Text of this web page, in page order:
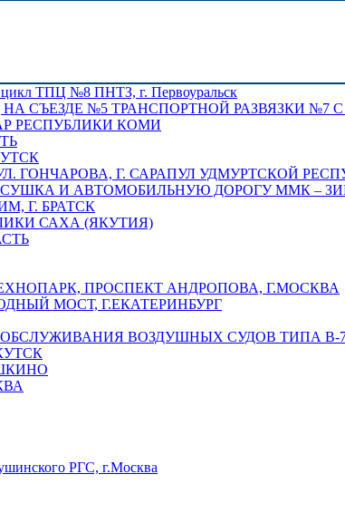
цикл ТПЦ №8 ПНТЗ, г. Первоуральск
СЪЕЗДЕ №5 ТРАНСПОРТНОЙ РАЗВЯЗКИ №7
РЕСПУБЛИКИ КОМИ
ГОНЧАРОВА, Г. САРАПУЛ УДМУРТСКОЙ
И АВТОМОБИЛЬНУЮ ДОРОГУ ММК –
Г. БРАТСК
САХА (ЯКУТИЯ)
ПРОСПЕКТ АНДРОПОВА, Г.МОСКВА
МОСТ, Г.ЕКАТЕРИНБУРГ
ВОЗДУШНЫХ СУДОВ ТИПА В-
РГС, г.Москва